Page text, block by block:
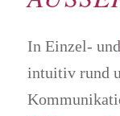
In Einzel- und
intuitiv rund